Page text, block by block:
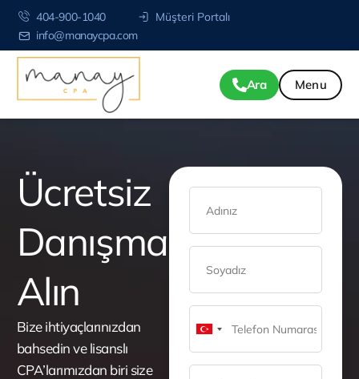
404-900-1040
info@manaycpa.com
Müşteri Portalı
Ara
Ücretsiz
Danışmanlık
Alın
Bize ihtiyaçlarınızdan
bahsedin ve lisanslı
CPA’larımızdan biri size
Turkey
+90